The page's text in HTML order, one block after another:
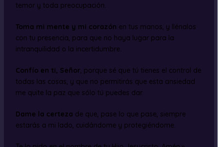
temor y toda preocupación.
Toma mi mente y mi corazón en tus manos, y llénalos
con tu presencia, para que no haya lugar para la
intranquilidad o la incertidumbre.
Confío en ti, Señor, porque sé que tú tienes el control de
todas las cosas, y que no permitirás que esta ansiedad
me quite la paz que sólo tú puedes dar.
Dame la certeza de que, pase lo que pase, siempre
estarás a mi lado, cuidándome y protegiéndome.